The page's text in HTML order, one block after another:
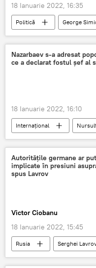
18 Ianuarie 2022, 16:35
Politică
George
Rareș Bogdan
PNȚCD
AUR
Nazarbaev s-a adresat
ce a declarat fostul șef al
18 Ianuarie 2022, 16:10
Internaţional
Situația din Kazahstan
Autoritățile germane ar
implicate în presiuni
spus Lavrov
Victor Ciobanu
18 Ianuarie 2022, 15:45
Rusia Serghei
Rusia